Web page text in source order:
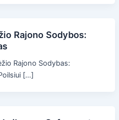
Rajono Sodybos:
Rajono Sodybas:
[…]